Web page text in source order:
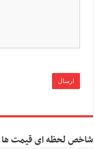
شاخص لحظه ای قیمت ها